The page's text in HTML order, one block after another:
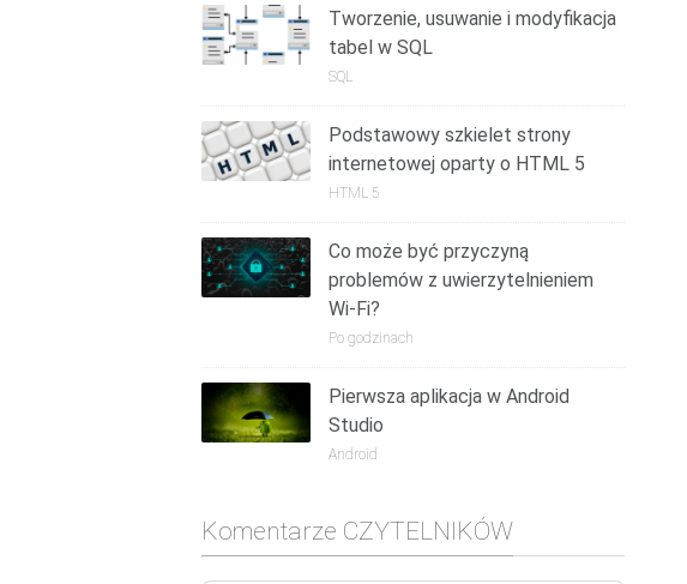
Tworzenie, usuwanie i modyfikacja
tabel w SQL
SQL
Podstawowy szkielet strony
internetowej oparty o HTML 5
HTML 5
Co może być przyczyną
problemów z uwierzytelnieniem
Wi-Fi?
Po godzinach
Pierwsza aplikacja w Android
Studio
Android
Komentarze CZYTELNIKÓW